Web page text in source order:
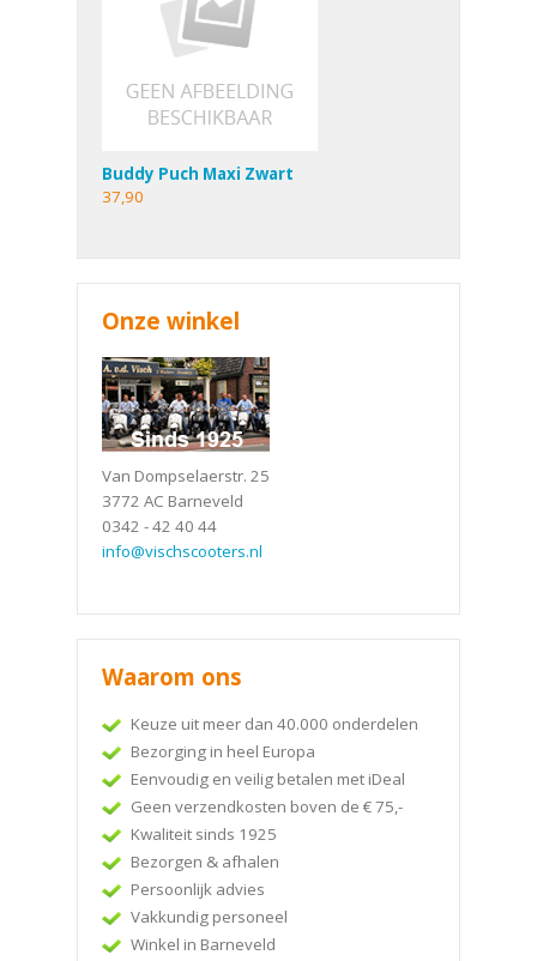
Buddy Puch Maxi Zwart
37,90
Onze winkel
Van Dompselaerstr. 25
3772 AC Barneveld
0342 - 42 40 44
info@vischscooters.nl
Waarom ons
Keuze uit meer dan 40.000 onderdelen
Bezorging in heel Europa
Eenvoudig en veilig betalen met iDeal
Geen verzendkosten boven de € 75,-
Kwaliteit sinds 1925
Bezorgen & afhalen
Persoonlijk advies
Vakkundig personeel
Winkel in Barneveld